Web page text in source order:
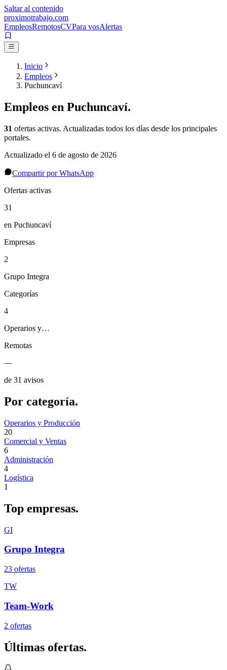
Saltar al contenido
proximotrabajo.com
EmpleosRemotosCVPara vosAlertas
Inicio
Empleos
Puchuncaví
Empleos en Puchuncaví.
31 ofertas activas. Actualizadas todos los días desde los principales
portales.
Actualizado el 6 de agosto de 2026
Compartir por WhatsApp
Ofertas activas
31
en Puchuncaví
Empresas
2
Grupo Integra
Categorías
4
Operarios y…
Remotas
—
de 31 avisos
Por categoría.
Operarios y Producción
20
Comercial y Ventas
6
Administración
4
Logística
1
Top empresas.
GI
Grupo Integra
23 ofertas
TW
Team-Work
2 ofertas
Últimas ofertas.